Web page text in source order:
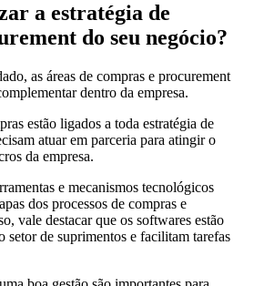
a estratégia de
do seu negócio?
as áreas de compras e procurement
dentro da empresa.
estão ligados a toda estratégia de
atuar em parceria para atingir o
da empresa.
e mecanismos tecnológicos
dos processos de compras e
vale destacar que os softwares estão
setor de suprimentos e facilitam tarefas